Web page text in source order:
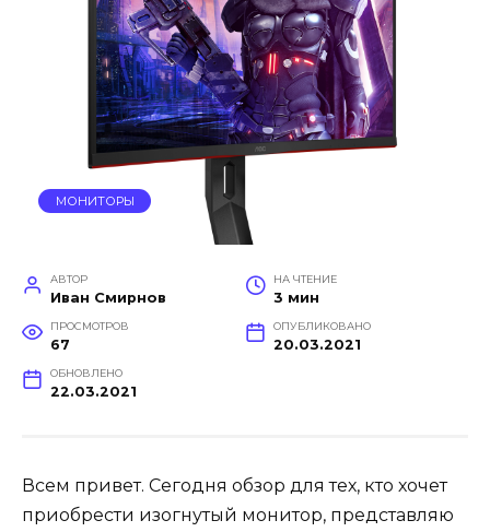
МОНИТОРЫ
АВТОР
Иван Смирнов
НА ЧТЕНИЕ
3 мин
ПРОСМОТРОВ
67
ОПУБЛИКОВАНО
20.03.2021
ОБНОВЛЕНО
22.03.2021
Всем привет. Сегодня обзор для тех, кто хочет
приобрести изогнутый монитор, представляю